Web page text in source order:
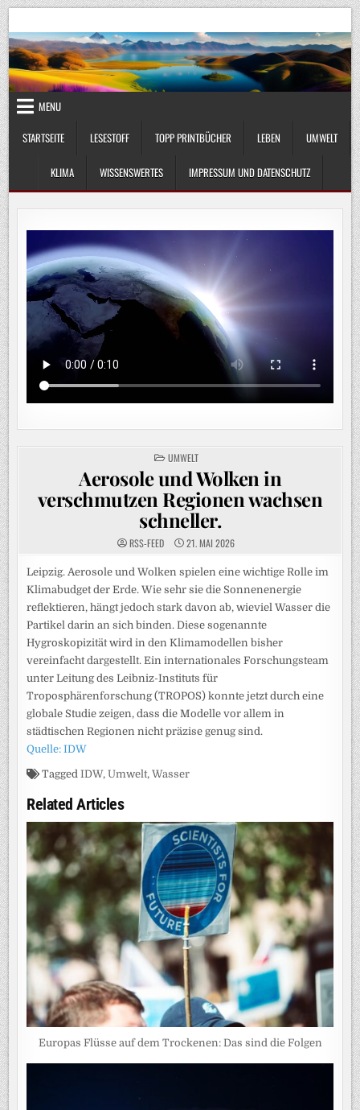
Skip
to
content
UmweltKlima.com
MENU
STARTSEITE
LESESTOFF TOPP PRINTBÜCHER LEBEN UMWELT
KLIMA WISSENSWERTES IMPRESSUM UND DATENSCHUTZ
POSTED
IN
UMWELT
Aerosole und Wolken in
verschmutzen Regionen wachsen
schneller.
RSS-FEED 21. MAI 2026
Leipzig. Aerosole und Wolken spielen eine wichtige Rolle im
Klimabudget der Erde. Wie sehr sie die Sonnenenergie
reflektieren, hängt jedoch stark davon ab, wieviel Wasser die
Partikel darin an sich binden. Diese sogenannte
Hygroskopizität wird in den Klimamodellen bisher
vereinfacht dargestellt. Ein internationales Forschungsteam
unter Leitung des Leibniz-Instituts für
Troposphärenforschung (TROPOS) konnte jetzt durch eine
globale Studie zeigen, dass die Modelle vor allem in
städtischen Regionen nicht präzise genug sind.
Quelle: IDW
TaggedIDW,Umwelt,Wasser
Related Articles
Europas Flüsse auf dem Trockenen: Das sind die Folgen